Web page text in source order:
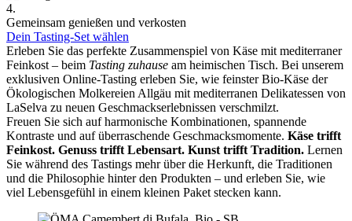
4.
Gemeinsam genießen und verkosten
Dein Tasting-Set wählen
Erleben Sie das perfekte Zusammenspiel von Käse mit mediterraner
Feinkost – beim Tasting zuhause am heimischen Tisch. Bei unserem
exklusiven Online-Tasting erleben Sie, wie feinster Bio-Käse der
Ökologischen Molkereien Allgäu mit mediterranen Delikatessen von
LaSelva zu neuen Geschmackserlebnissen verschmilzt.
Freuen Sie sich auf harmonische Kombinationen, spannende
Kontraste und auf überraschende Geschmacksmomente. Käse trifft
Feinkost. Genuss trifft Lebensart. Kunst trifft Tradition. Lernen
Sie während des Tastings mehr über die Herkunft, die Traditionen
und die Philosophie hinter den Produkten – und erleben Sie, wie
viel Lebensgefühl in einem kleinen Paket stecken kann.